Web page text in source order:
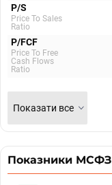
P/S
Price To Sales
Ratio
P/FCF
Price To Free
Cash Flows
Ratio
Показати все
Показники МСФЗ